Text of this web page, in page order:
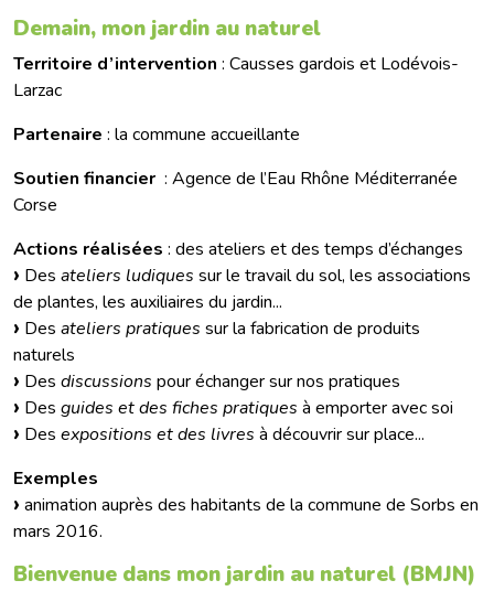
Demain, mon jardin au naturel
Territoire d’intervention : Causses gardois et Lodévois-
Larzac
Partenaire : la commune accueillante
Soutien financier : Agence de l’Eau Rhône Méditerranée
Corse
Actions réalisées : des ateliers et des temps d’échanges
Des ateliers ludiques sur le travail du sol, les associations
de plantes, les auxiliaires du jardin...
Des ateliers pratiques sur la fabrication de produits
naturels
Des discussions pour échanger sur nos pratiques
Des guides et des fiches pratiques à emporter avec soi
Des expositions et des livres à découvrir sur place...
Exemples
animation auprès des habitants de la commune de Sorbs en
mars 2016.
Bienvenue dans mon jardin au naturel (BMJN)